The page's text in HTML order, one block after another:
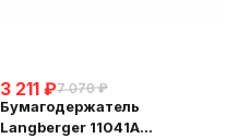
3 211 ₽7 070 ₽
Бумагодержатель
Langberger 11041A